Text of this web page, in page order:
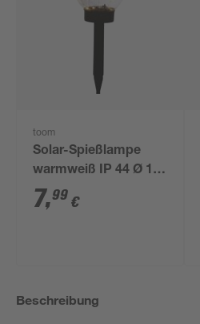
toom
Solar-Spießlampe
warmweiß IP 44 Ø 15
x 44 cm
7,99 €
Beschreibung